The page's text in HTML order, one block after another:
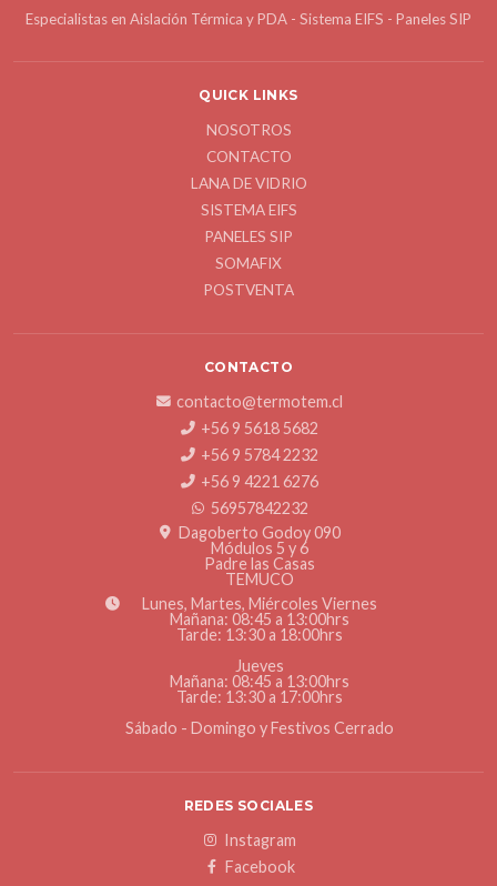
Especialistas en Aislación Térmica y PDA - Sistema EIFS - Paneles SIP
QUICK LINKS
NOSOTROS
CONTACTO
LANA DE VIDRIO
SISTEMA EIFS
PANELES SIP
SOMAFIX
POSTVENTA
CONTACTO
contacto@termotem.cl
+56 9 5618 5682
+56 9 5784 2232
+56 9 4221 6276
56957842232
Dagoberto Godoy 090
Módulos 5 y 6
Padre las Casas
TEMUCO
Lunes, Martes, Miércoles Viernes
Mañana: 08:45 a 13:00hrs
Tarde: 13:30 a 18:00hrs
Jueves
Mañana: 08:45 a 13:00hrs
Tarde: 13:30 a 17:00hrs
Sábado - Domingo y Festivos Cerrado
REDES SOCIALES
Instagram
Facebook